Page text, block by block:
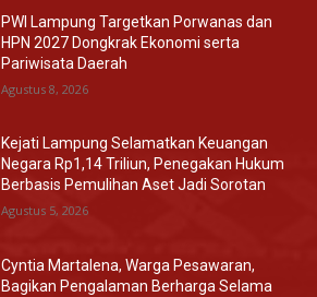
PWI Lampung Targetkan Porwanas dan
HPN 2027 Dongkrak Ekonomi serta
Pariwisata Daerah
Agustus 8, 2026
Kejati Lampung Selamatkan Keuangan
Negara Rp1,14 Triliun, Penegakan Hukum
Berbasis Pemulihan Aset Jadi Sorotan
Agustus 5, 2026
Cyntia Martalena, Warga Pesawaran,
Bagikan Pengalaman Berharga Selama